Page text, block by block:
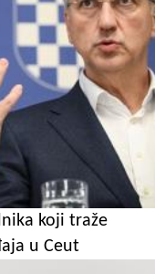
koji traže
u Ceut